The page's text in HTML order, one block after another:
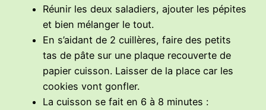
Réunir les deux saladiers, ajouter les pépites
et bien mélanger le tout.
En s’aidant de 2 cuillères, faire des petits
tas de pâte sur une plaque recouverte de
papier cuisson. Laisser de la place car les
cookies vont gonfler.
La cuisson se fait en 6 à 8 minutes :